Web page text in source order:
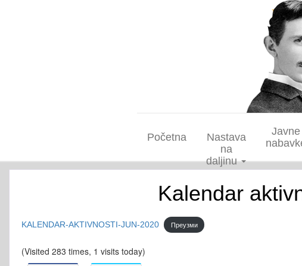
Početna
Nastava
na
daljinu
Javne
Kalendar
KALENDAR-AKTIVNOSTI-JUN-2020 Преузми
(Visited 283 times, 1 visits today)